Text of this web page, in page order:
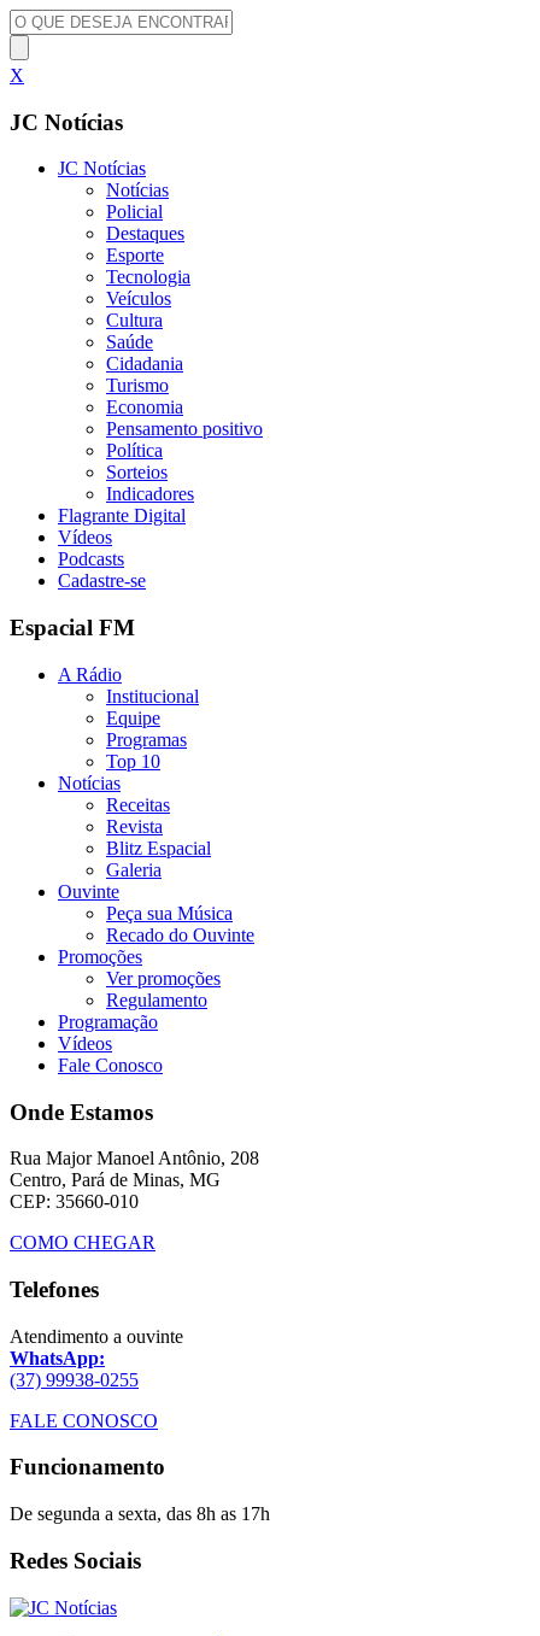
X
JC Notícias
JC Notícias
Notícias
Policial
Destaques
Esporte
Tecnologia
Veículos
Cultura
Saúde
Cidadania
Turismo
Economia
Pensamento positivo
Política
Sorteios
Indicadores
Flagrante Digital
Vídeos
Podcasts
Cadastre-se
Espacial FM
A Rádio
Institucional
Equipe
Programas
Top 10
Notícias
Receitas
Revista
Blitz Espacial
Galeria
Ouvinte
Peça sua Música
Recado do Ouvinte
Promoções
Ver promoções
Regulamento
Programação
Vídeos
Fale Conosco
Onde Estamos
Rua Major Manoel Antônio, 208
Centro, Pará de Minas, MG
CEP: 35660-010
COMO CHEGAR
Telefones
Atendimento a ouvinte
WhatsApp:
(37) 99938-0255
FALE CONOSCO
Funcionamento
De segunda a sexta, das 8h as 17h
Redes Sociais